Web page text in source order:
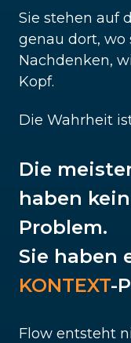
Sie stehen auf
genau dort, wo
Nachdenken,
Kopf.
Die Wahrheit
Die
haben
Problem.
Sie haben
KONTEXT-
Flow entsteht